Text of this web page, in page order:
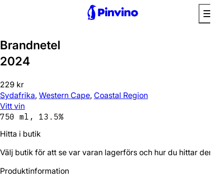
Brandnetel
2024
229 kr
Sydafrika, Western Cape, Coastal Region
Vitt vin
750 ml, 13.5%
Hitta i butik
Välj butik för att se var varan lagerförs och hur du hittar den.
Produktinformation